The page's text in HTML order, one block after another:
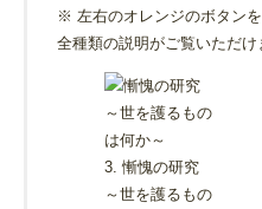
※ 左右のオレンジのボタン
全種類の説明がご覧いただけ
3. 慚愧の研究
～世を護るもの